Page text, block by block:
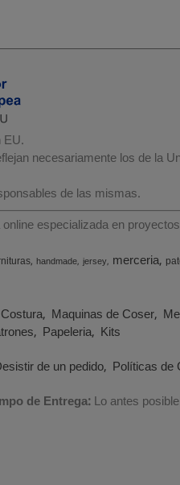
necesariamente los de la
de las mismas.
especializada en
handmade jersey merceria
Costura Maquinas de Coser
Papeleria Kits
de un pedido Políticas de
de Entrega:Lo antes